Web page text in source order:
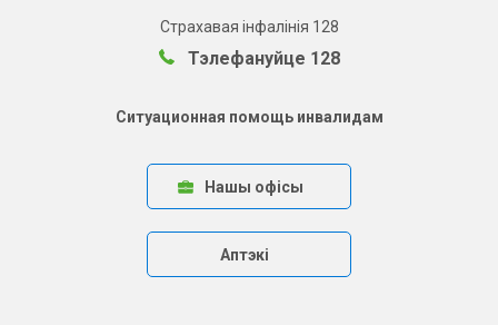
Страхавая інфалінія 128
Тэлефануйце 128
Ситуационная помощь инвалидам
Нашы офісы
Аптэкі